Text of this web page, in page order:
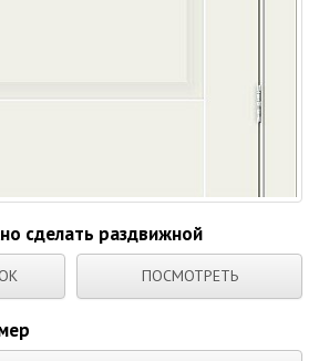
сделать раздвижной
ПОСМОТРЕТЬ